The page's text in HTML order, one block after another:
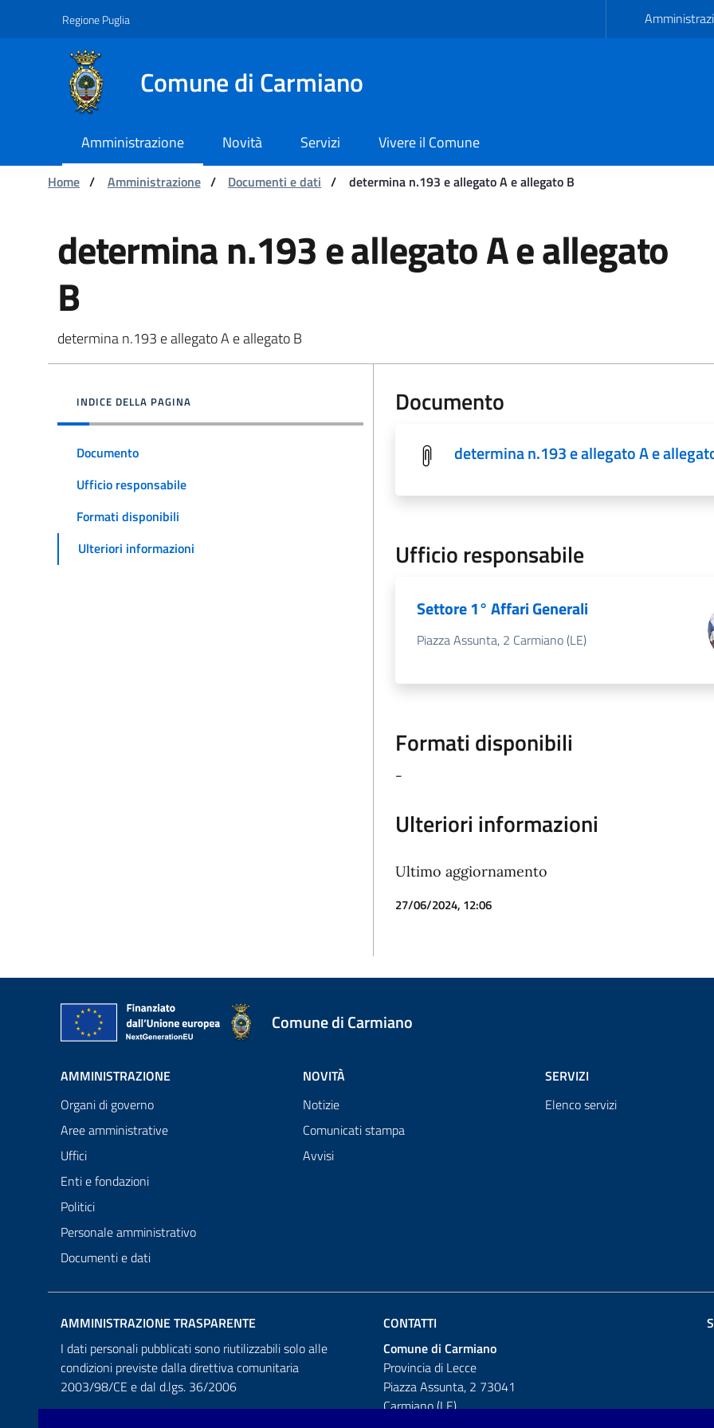
Navigazione
Salta al contenuto
Regione Puglia
Comune di Carmiano
Amministrazione Novità Servizi
Vivere il Comune
Ti trovi in:
Home / Amministrazione / Documenti e dati / determina n.193 e allegato A e allegato B
determina n.193 e allegato A e allegato B -
determina n.193 e allegato A e allegato
B
determina n.193 e allegato A e allegato B
INDICE DELLA PAGINA
Documento
Ufficio responsabile
Formati disponibili
Ulteriori informazioni
Documento
determina n.193 e allegato A e
Ufficio responsabile
Settore 1° Affari Generali
Piazza Assunta, 2 Carmiano (LE)
Formati disponibili
-
Ulteriori informazioni
Ultimo aggiornamento
27/06/2024, 12:06
Comune di Carmiano
AMMINISTRAZIONE
Organi di governo
Aree amministrative
Uffici
Enti e fondazioni
Politici
Personale amministrativo
Documenti e dati
NOVITÀ
Notizie
Comunicati stampa
Avvisi
SERVIZI
Elenco servizi
AMMINISTRAZIONE TRASPARENTE
I dati personali pubblicati sono riutilizzabili solo alle
condizioni previste dalla direttiva comunitaria
2003/98/CE e dal d.lgs. 36/2006
CONTATTI
Comune di Carmiano
Provincia di Lecce
Piazza Assunta, 2 73041
Carmiano (LE)